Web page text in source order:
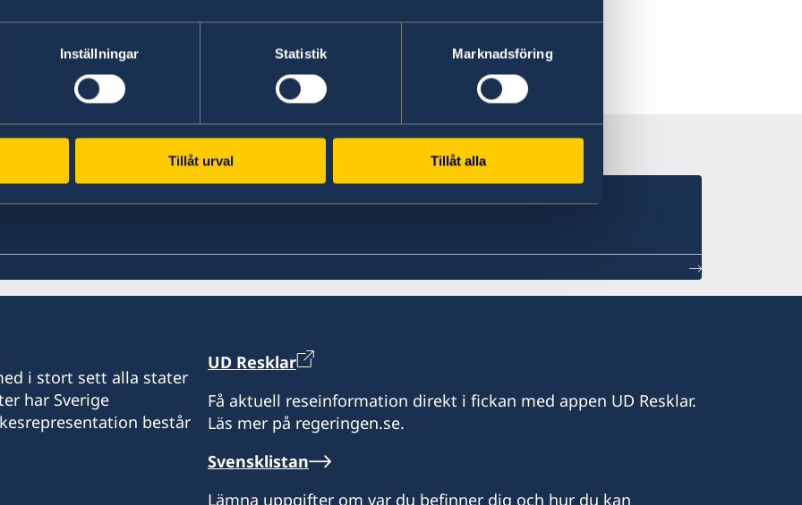
Inställningar Statistik Marknadsföring
Tillåt urval Tillåt alla
i stort sett alla stater
har Sverige
består
UD Resklar
Få aktuell reseinformation direkt i fickan med appen UD Resklar.
Läs mer på regeringen.se.
Svensklistan
Lämna uppgifter om var du befinner dig och hur du kan